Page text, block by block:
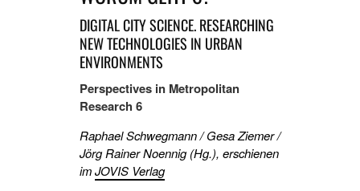
DIGITAL CITY SCIENCE. RESEARCHING
NEW TECHNOLOGIES IN URBAN
ENVIRONMENTS
Perspectives in Metropolitan
Research 6
Raphael Schwegmann / Gesa Ziemer /
Jörg Rainer Noennig (Hg.), erschienen
imJOVIS Verlag